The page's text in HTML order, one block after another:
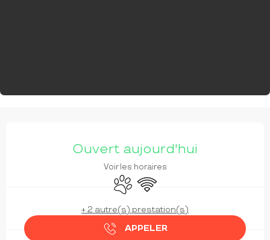
Ouvert aujourd'hui
Voir les horaires
Animaux acceptés
WiFi
+ 2 autre(s) prestation(s)
APPELER